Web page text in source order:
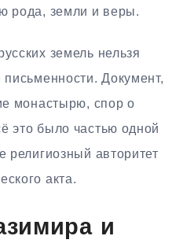
рода, земли и веры.
земель нельзя
письменности. Документ,
монастырю, спор о
это было частью одной
религиозный авторитет
акта.
и